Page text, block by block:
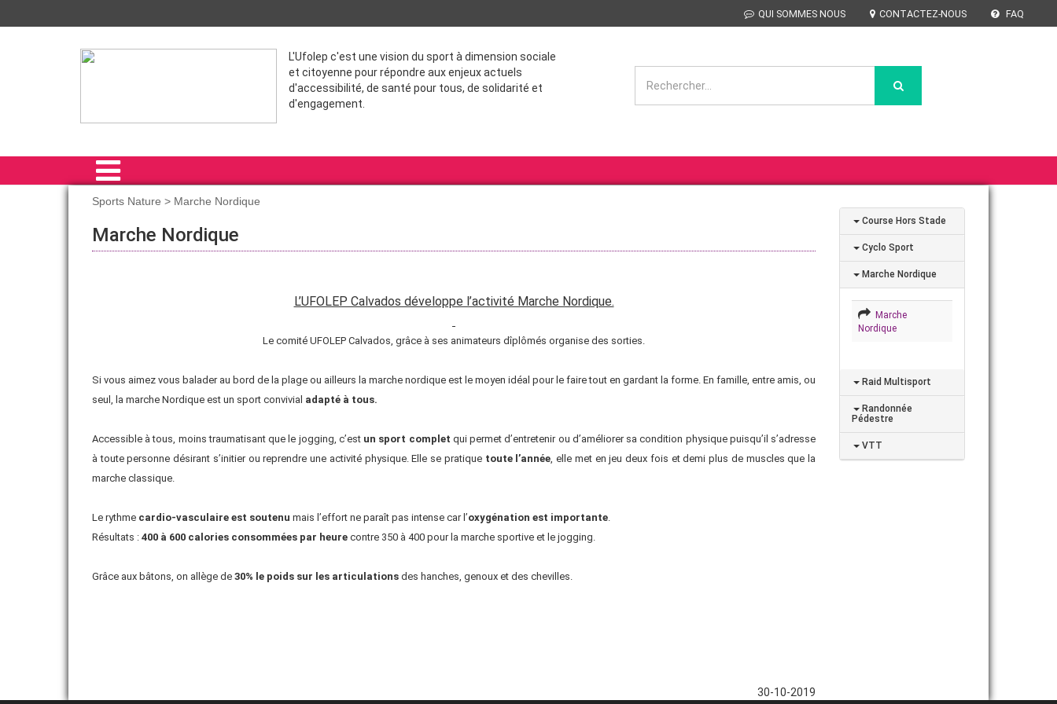
QUI SOMMES NOUS CONTACTEZ-NOUS FAQ
L'Ufolep c'est une vision du sport à dimension sociale
et citoyenne pour répondre aux enjeux actuels
d'accessibilité, de santé pour tous, de solidarité et
d'engagement.
PRÉSENTATION
CAMPAGNE 25/26
SPORTS NATURE
ACTIVITÉS THÉMATIQUES
Sports Nature > Marche Nordique
Marche Nordique
L’UFOLEP Calvados développe l’activité Marche Nordique.
Le comité UFOLEP Calvados, grâce à ses animateurs dîplômés organise des sorties.
Si vous aimez vous balader au bord de la plage ou ailleurs la marche nordique est le moyen idéal pour le faire tout en gardant la forme. En famille, entre amis, ou
seul, la marche Nordique est un sport convivial adapté à tous.
Accessible à tous, moins traumatisant que le jogging, c’est un sport complet qui permet d’entretenir ou d’améliorer sa condition physique puisqu’il s’adresse
à toute personne désirant s’initier ou reprendre une activité physique. Elle se pratiquetoute l’année , elle met en jeu deux fois et demi plus de muscles que la
marche classique.
Le rythme cardio-vasculaire est soutenu mais l’effort ne paraît pas intense car l’oxygénation est importante
Résultats : 400 à 600 calories consommées par heure contre 350 à 400 pour la marche sportive et le jogging.
Grâce aux bâtons, on allège de 30% le poids sur les articulations des hanches, genoux et des chevilles.
30-10-2019
Course Hors Stade
Cyclo Sport
Marche Nordique
Marche
Nordique
Raid Multisport
Randonnée
Pédestre
VTT